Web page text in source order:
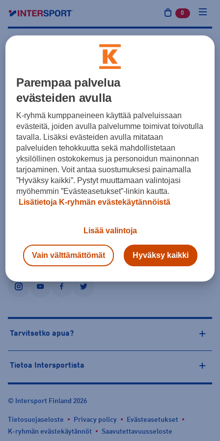
0 tuotetta
Tilaa seurakaupasta
Joukkueesi viralliset
vaatteet
Paljon kokoja ja laaja valikoima tuotteita, jotka saat
ammattimaisin seura-, joukkue- ja pelaajatunnuksin.
Aloita valitsemalla seurasi.
Seuraa Intersportia
instagramyoutubefacebooktwitter
Tarvitsetko apua?
Tietoa Intersportista
© Intersport Finland 2026
Tietosuojaseloste Privacy policy
Evästeasetukset
K-ryhmän evästekäytännöt
Saavutettavuusseloste
Parempaa palvelua
evästeiden avulla
K-ryhmä kumppaneineen käyttää palveluissaan
evästeitä, joiden avulla palvelumme toimivat toivotulla
tavalla. Lisäksi evästeiden avulla mitataan
palveluiden tehokkuutta sekä mahdollistetaan
yksilöllinen ostokokemus ja personoidun mainonnan
tarjoaminen. Voit antaa suostumuksesi painamalla
”Hyväksy kaikki”. Pystyt muuttamaan valintojasi
myöhemmin ”Evästeasetukset”-linkin kautta.
Lisätietoja K-ryhmän evästekäytännöistä
Lisää valintoja
Vain välttämättömät Hyväksy kaikki